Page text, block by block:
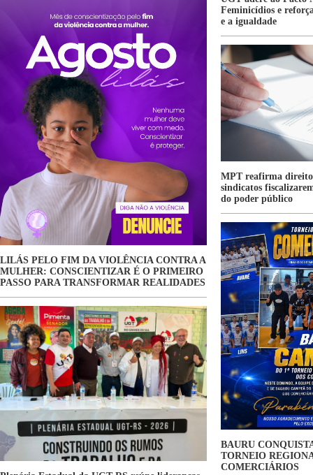
Feminicídios e
e a igualdade
LILÁS PELO FIM DA VIOLÊNCIA CONTRA A
MULHER: CONSCIENTIZAR É O PRIMEIRO
PASSO PARA TRANSFORMAR REALIDADES
MPT reafirma
sindicatos
do poder público
BAURU
TORNEIO
COMERCIÁRIOS